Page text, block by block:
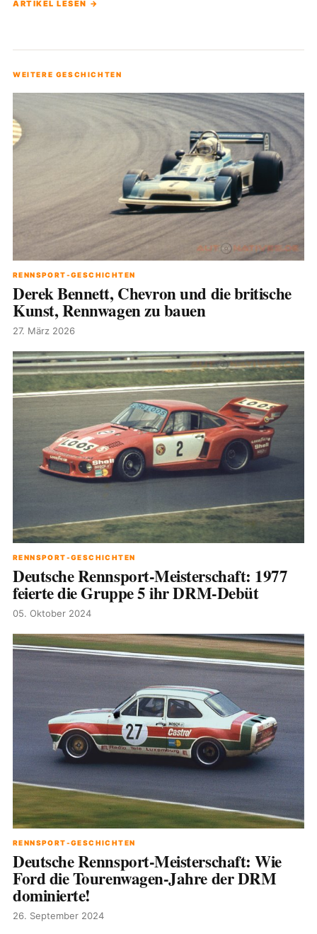
ARTIKEL LESEN →
WEITERE GESCHICHTEN
RENNSPORT-GESCHICHTEN
Derek Bennett, Chevron und die britische
Kunst, Rennwagen zu bauen
27. März 2026
RENNSPORT-GESCHICHTEN
Deutsche Rennsport-Meisterschaft: 1977
feierte die Gruppe 5 ihr DRM-Debüt
05. Oktober 2024
RENNSPORT-GESCHICHTEN
Deutsche Rennsport-Meisterschaft: Wie
Ford die Tourenwagen-Jahre der DRM
dominierte!
26. September 2024